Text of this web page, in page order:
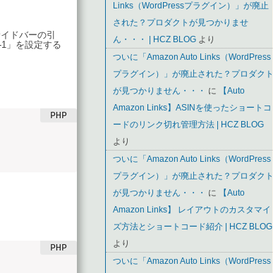
ドバーの引
」を設定する
Links（WordPressプラグイン）」が廃止
された？プロダクトが見つかりませ
ん・・・ | HCZ BLOG より
ついに「Amazon Auto Links（WordPress
プラグイン）」が廃止された？プロダクト
が見つかりません・・・
に
【Auto
Amazon Links】ASINを使ったショートコ
ードのリンク切れ管理方法 | HCZ BLOG
より
ついに「Amazon Auto Links（WordPress
プラグイン）」が廃止された？プロダクト
が見つかりません・・・
に
【Auto
Amazon Links】 レイアウトのカスタマイ
ズ方法とショートコード紹介 | HCZ BLOG
より
ついに「Amazon Auto Links（WordPress